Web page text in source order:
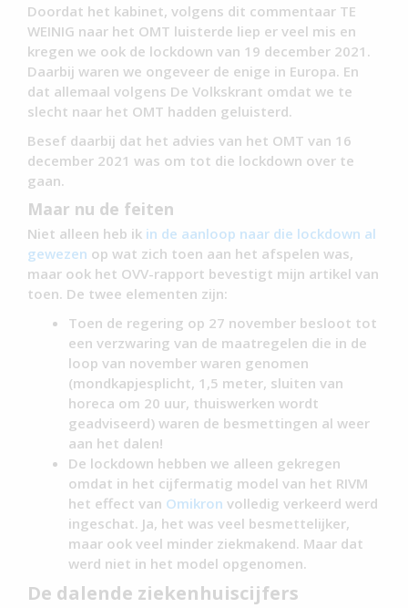
Doordat het kabinet, volgens dit commentaar TE
WEINIG naar het OMT luisterde liep er veel mis en
kregen we ook de lockdown van 19 december 2021.
Daarbij waren we ongeveer de enige in Europa. En
dat allemaal volgens De Volkskrant omdat we te
slecht naar het OMT hadden geluisterd.
Besef daarbij dat het advies van het OMT van 16
december 2021 was om tot die lockdown over te
gaan.
Maar nu de feiten
Niet alleen heb ik in de aanloop naar die lockdown al
gewezen op wat zich toen aan het afspelen was,
maar ook het OVV-rapport bevestigt mijn artikel van
toen. De twee elementen zijn:
Toen de regering op 27 november besloot tot
een verzwaring van de maatregelen die in de
loop van november waren genomen
(mondkapjesplicht, 1,5 meter, sluiten van
horeca om 20 uur, thuiswerken wordt
geadviseerd) waren de besmettingen al weer
aan het dalen!
De lockdown hebben we alleen gekregen
omdat in het cijfermatig model van het RIVM
het effect van Omikron volledig verkeerd werd
ingeschat. Ja, het was veel besmettelijker,
maar ook veel minder ziekmakend. Maar dat
werd niet in het model opgenomen.
De dalende ziekenhuiscijfers